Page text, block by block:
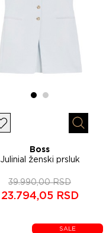
Lista želja Brzi
Boss
Julinial ženski prsluk
39.990,00 RSD
23.794,05 RSD
SALE